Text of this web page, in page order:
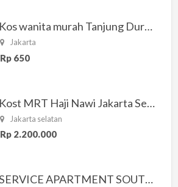
Kos wanita murah Tanjung Duren Jakarta Barat
Jakarta
Rp 650
Kost MRT Haji Nawi Jakarta Selatan
Jakarta selatan
Rp 2.200.000
SERVICE APARTMENT SOUTH RESIDENCE